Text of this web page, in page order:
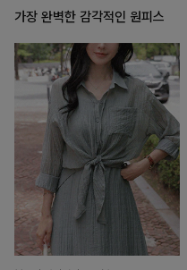
가장 완벽한 감각적인 원피스